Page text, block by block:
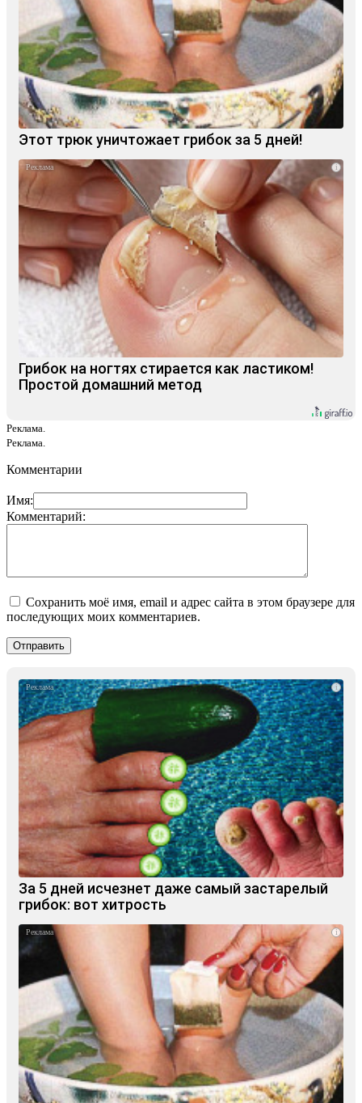
Этот трюк уничтожает грибок за 5 дней!
i
Грибок на ногтях стирается как ластиком!
Простой домашний метод
Реклама.
Реклама.
Комментарии
Имя:
Комментарий:
Сохранить моё имя, email и адрес сайта в этом браузере для
последующих моих комментариев.
i
За 5 дней исчезнет даже самый застарелый
грибок: вот хитрость
i